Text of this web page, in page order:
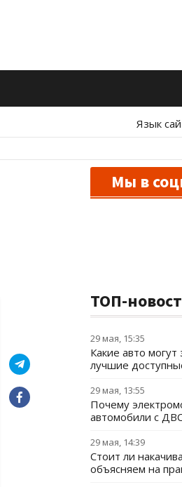
Язык
Мы в
ТОП-
29 мая, 15:35
Какие авто
лучшие
29 мая, 13:55
Почему
автомобили с
29 мая, 14:39
Стоит ли
объясняем на